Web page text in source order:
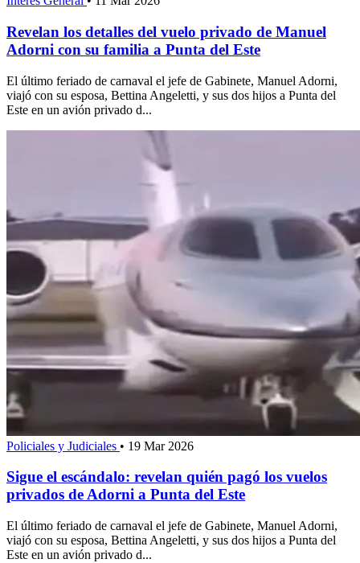
Revelan los detalles del vuelo privado de Manuel
Adorni con su familia a Punta del Este
El último feriado de carnaval el jefe de Gabinete, Manuel Adorni,
viajó con su esposa, Bettina Angeletti, y sus dos hijos a Punta del
Este en un avión privado d...
Policiales y Judiciales • 19 Mar 2026
Sigue el escándalo: revelan quién pagó los vuelos
privados de Adorni a Punta del Este
El último feriado de carnaval el jefe de Gabinete, Manuel Adorni,
viajó con su esposa, Bettina Angeletti, y sus dos hijos a Punta del
Este en un avión privado d...